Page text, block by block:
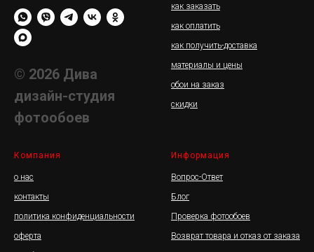
© 2026 Дива
дизайн-студия
фотообоев
как заказать
как оплатить
как получить-доставка
материалы и цены
обои на заказ
скидки
Компания
о нас
контакты
политика конфиденциальности
оферта
Информация
Вопрос-Ответ
Блог
Проверка фотообоев
Возврат товара и отказ от заказа